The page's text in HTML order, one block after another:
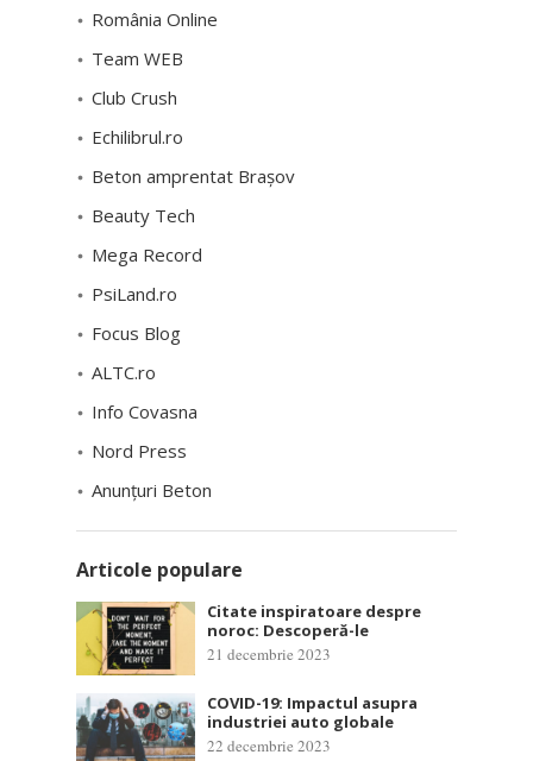
România Online
Team WEB
Club Crush
Echilibrul.ro
Beton amprentat Brașov
Beauty Tech
Mega Record
PsiLand.ro
Focus Blog
ALTC.ro
Info Covasna
Nord Press
Anunțuri Beton
Articole populare
Citate inspiratoare despre
noroc: Descoperă-le
21 decembrie 2023
COVID-19: Impactul asupra
industriei auto globale
22 decembrie 2023